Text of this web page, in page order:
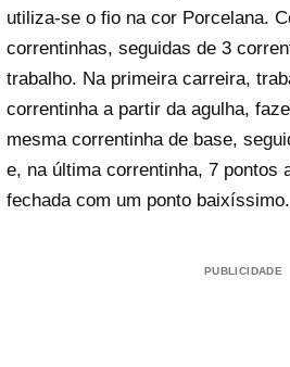
utiliza-se o fio na cor Porcelana.
correntinhas, seguidas de 3
trabalho. Na primeira carreira,
correntinha a partir da agulha,
mesma correntinha de base,
e, na última correntinha, 7 pontos
fechada com um ponto baixíssimo.
PUBLICIDADE